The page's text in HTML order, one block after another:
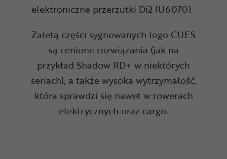
elektroniczne przerzutki Di2 (U6070).
Zaletą części sygnowanych logo CUES
są cenione rozwiązania (jak na
przykład Shadow RD+ w niektórych
seriach), a także wysoka wytrzymałość,
która sprawdzi się nawet w rowerach
elektrycznych oraz cargo.